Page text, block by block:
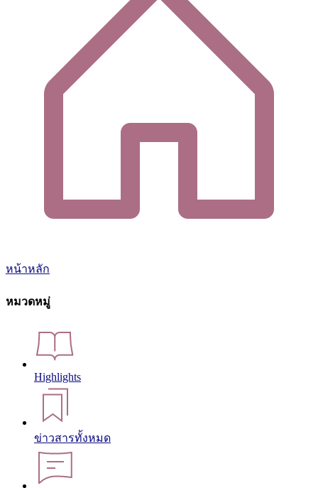
หน้าหลัก
หมวดหมู่
Highlights
ข่าวสารทั้งหมด